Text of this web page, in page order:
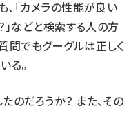
、「カメラの性能が良い
などと検索する人の方
問でもグーグルは正しく
る。
のだろうか？ また、その